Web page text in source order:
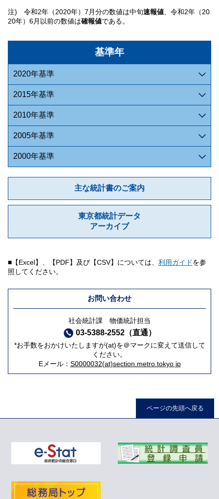
基準年
2020年基準
2015年基準
2010年基準
2005年基準
2000年基準
主な統計書のご案内
東京都統計データ
アーカイブ
注) 令和2年（2020年）7月分の数値は中旬速報値、令和2年（20
20年）6月以前の数値は確報値である。
■【Excel】、【PDF】及び【CSV】については、 利用ガイドを参
照してください。
お問い合わせ
社会統計課 物価統計担当
03-5388-2552（直通）
*お手数をおかけいたしますが(at)を＠マークに変えて送信して
ください。
Eメール： S0000032(at)section.metro.tokyo.jp
ページの先頭へ戻る